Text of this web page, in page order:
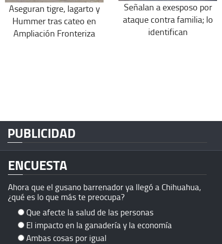
Aseguran tigre, lagarto y
Hummer tras cateo en
Ampliación Fronteriza
Señalan a exesposo por
ataque contra familia; lo
identifican
PUBLICIDAD
ENCUESTA
Ahora que el gusano barrenador ya llegó a Chihuahua,
¿qué es lo que más te preocupa?
Que afecte la salud de las personas
El impacto en la ganadería y la economía
Ambas cosas por igual